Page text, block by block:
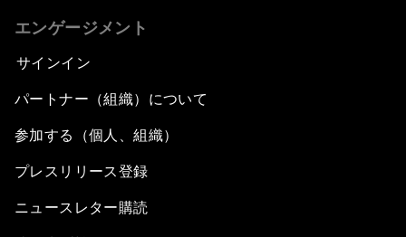
エンゲージメント
サインイン
パートナー（組織）について
参加する（個人、組織）
プレスリリース登録
ニュースレター購読